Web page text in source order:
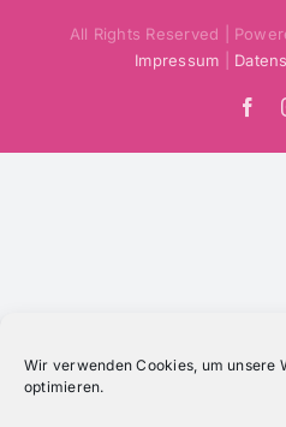
Wir verwenden Cookies, um unsere
optimieren.
All Rights Reserved |
Impressum